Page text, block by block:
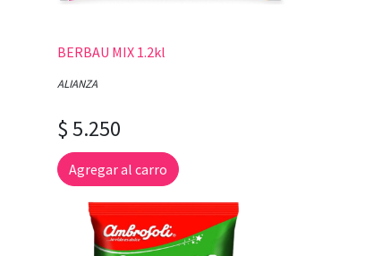
BERBAU MIX 1.2kl
ALIANZA
$ 5.250
Agregar al carro